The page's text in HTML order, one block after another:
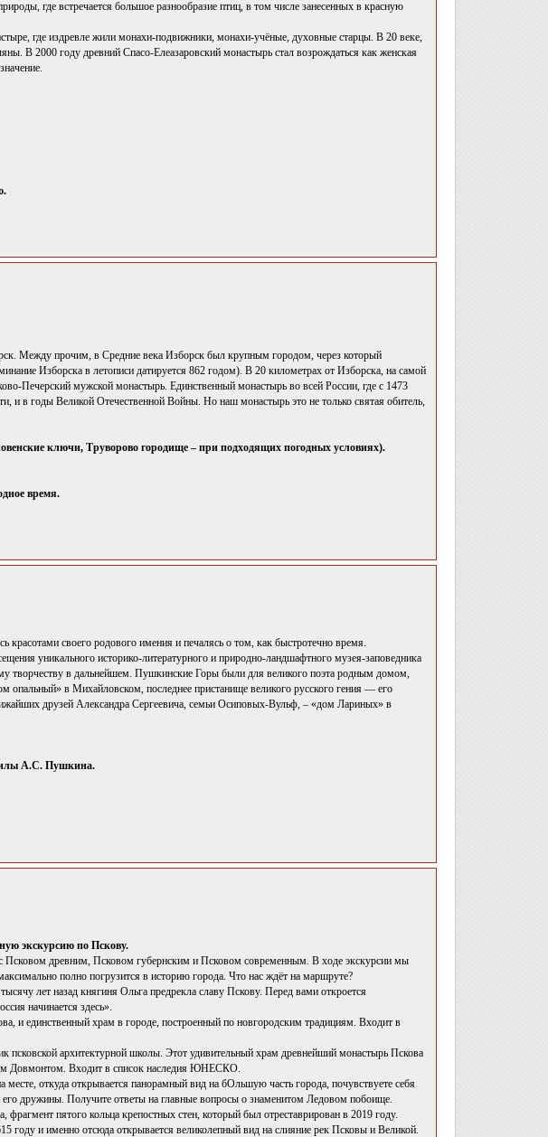
где встречается большое разнообразие птиц, в том числе занесенных в красную
где издревле жили монахи-подвижники, монахи-учёные, духовные старцы. В 20 веке,
В 2000 году древний Спасо-Елеазаровский монастырь стал возрождаться как женская
Между прочим, в Средние века Изборск был крупным городом, через который
Изборска в летописи датируется 862 годом). В 20 километрах от Изборска, на самой
Печерский мужской монастырь. Единственный монастырь во всей России, где с 1473
и в годы Великой Отечественной Войны. Но наш монастырь это не только святая обитель,
ключи, Труворово городище – при подходящих погодных условиях).
время.
своего родового имения и печалясь о том, как быстротечно время.
уникального историко-литературного и природно-ландшафтного музея-заповедника
творчеству в дальнейшем. Пушкинские Горы были для великого поэта родным домом,
в Михайловском, последнее пристанище великого русского гения — его
друзей Александра Сергеевича, семьи Осиповых-Вульф, – «дом Лариных» в
А.С. Пушкина.
экскурсию по Пскову.
Псковом древним, Псковом губернским и Псковом современным. В ходе экскурсии мы
полно погрузится в историю города. Что нас ждёт на маршруте?
лет назад княгиня Ольга предрекла славу Пскову. Перед вами откроется
начинается здесь».
и единственный храм в городе, построенный по новгородским традициям. Входит в
псковской архитектурной школы. Этот удивительный храм древнейший монастырь Пскова
Довмонтом. Входит в список наследия ЮНЕСКО.
месте, откуда открывается панорамный вид на бОльшую часть города, почувствуете себя
дружины. Получите ответы на главные вопросы о знаменитом Ледовом побоище.
пятого кольца крепостных стен, который был отреставрирован в 2019 году.
году и именно отсюда открывается великолепный вид на слияние рек Псковы и Великой.